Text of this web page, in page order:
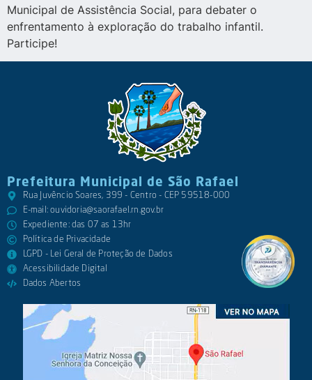
Municipal de Assistência Social, para debater o
enfrentamento à exploração do trabalho infantil.
Participe!
Prefeitura Municipal de São Rafael
Rua Juvêncio Soares, 399 - Centro - CEP 59518-000
E-mail:ouvidoria@saorafael.rn.gov.br
Expediente: das 07 as 13hr
Política de Privacidade
LGPD - Lei Geral de Proteção de Dados
Acessibilidade Digital
Dados Abertos